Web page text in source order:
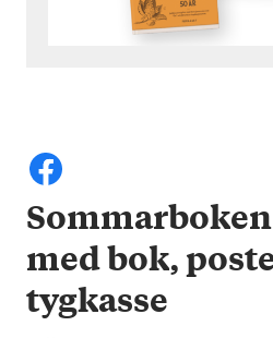
med bok,
tygkasse